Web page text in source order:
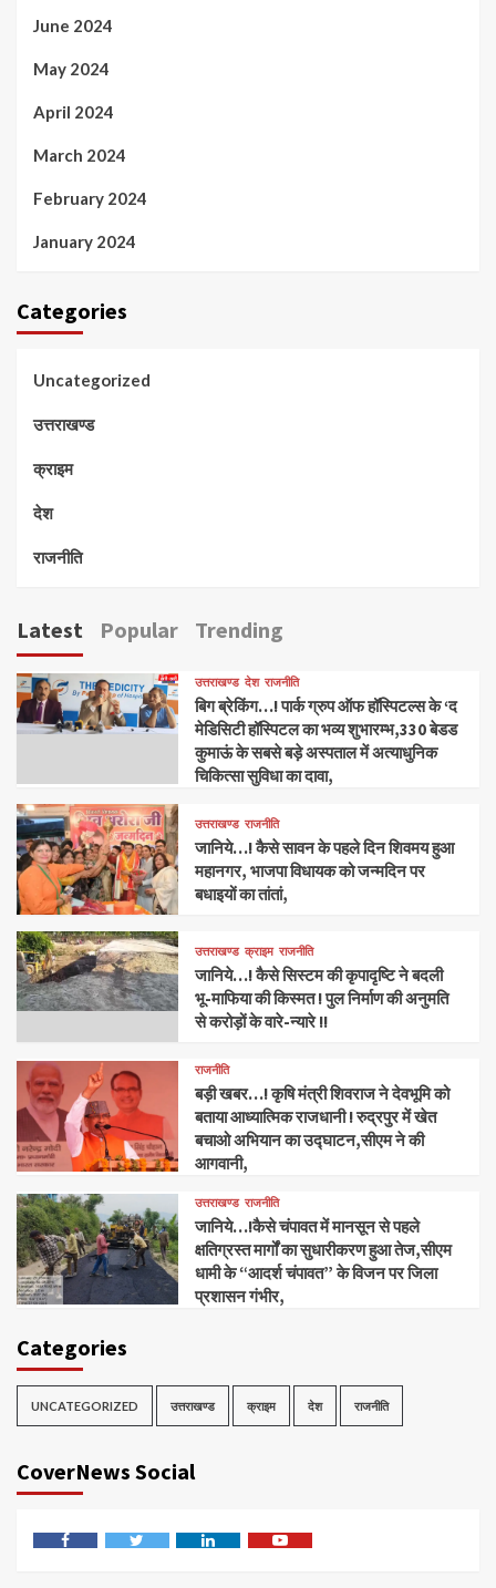
June 2024
May 2024
April 2024
March 2024
February 2024
January 2024
Categories
Uncategorized
उत्तराखण्ड
क्राइम
देश
राजनीति
Latest Popular Trending
उत्तराखण्ड देश राजनीति
बिग ब्रेकिंग…! पार्क ग्रुप ऑफ हॉस्पिटल्स के ‘द
मेडिसिटी हॉस्पिटल का भव्य शुभारम्भ,330 बेडड
कुमाऊं के सबसे बड़े अस्पताल में अत्याधुनिक
चिकित्सा सुविधा का दावा,
उत्तराखण्ड राजनीति
जानिये…! कैसे सावन के पहले दिन शिवमय हुआ
महानगर, भाजपा विधायक को जन्मदिन पर
बधाइयों का तांतां,
उत्तराखण्ड क्राइम राजनीति
जानिये…! कैसे सिस्टम की कृपादृष्टि ने बदली
भू-माफिया की किस्मत ! पुल निर्माण की अनुमति
से करोड़ों के वारे-न्यारे !!
राजनीति
बड़ी खबर…! कृषि मंत्री शिवराज ने देवभूमि को
बताया आध्यात्मिक राजधानी ! रुद्रपुर में खेत
बचाओ अभियान का उद्घाटन,सीएम ने की
आगवानी,
उत्तराखण्ड राजनीति
जानिये…!कैसे चंपावत में मानसून से पहले
क्षतिग्रस्त मार्गों का सुधारीकरण हुआ तेज,सीएम
धामी के “आदर्श चंपावत” के विजन पर जिला
प्रशासन गंभीर,
Categories
UNCATEGORIZED उत्तराखण्ड क्राइम देश राजनीति
CoverNews Social